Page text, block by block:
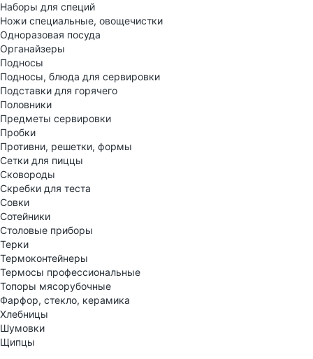
Наборы для специй
Ножи специальные, овощечистки
Одноразовая посуда
Органайзеры
Подносы
Подносы, блюда для сервировки
Подставки для горячего
Половники
Предметы сервировки
Пробки
Противни, решетки, формы
Сетки для пиццы
Сковороды
Скребки для теста
Совки
Сотейники
Столовые приборы
Терки
Термоконтейнеры
Термосы профессиональные
Топоры мясорубочные
Фарфор, стекло, керамика
Хлебницы
Шумовки
Щипцы